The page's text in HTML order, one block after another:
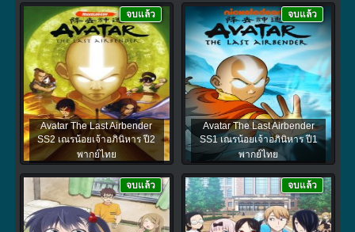
Avatar The Last Airbender
SS2 เณรน้อยเจ้าอภินิหาร ปี2
พากย์ไทย
จบแล้ว
Avatar The Last Airbender
SS1 เณรน้อยเจ้าอภินิหาร ปี1
พากย์ไทย
จบแล้ว
จบแล้ว จบแล้ว